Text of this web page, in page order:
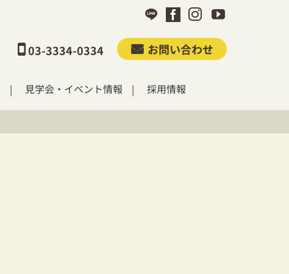
03-3334-0334 お問い合わせ
見学会・イベント情報 採用情報